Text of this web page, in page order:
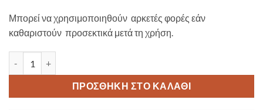
Μπορεί να χρησιμοποιηθούν αρκετές φορές εάν
καθαριστούν προσεκτικά μετά τη χρήση.
ΠΡΟΣΘΉΚΗ ΣΤΟ ΚΑΛΆΘΙ